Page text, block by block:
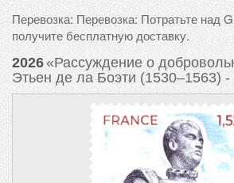
Перевозка: Перевозка: Потратьте над
получите бесплатную доставку.
2026«Рассуждение о
Этьен де ла Боэти (1530–1563)